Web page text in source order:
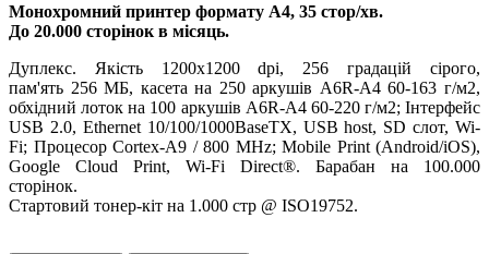
Монохромний принтер формату A4, 35 стор/хв.
До 20.000 сторінок в місяць.
Дуплекс. Якість 1200х1200 dpi, 256 градацій сірого,
пам'ять 256 МБ, касета на 250 аркушів A6R-A4 60-163 г/м2,
обхідний лоток на 100 аркушів A6R-A4 60-220 г/м2; Інтерфейс
USB 2.0, Ethernet 10/100/1000BaseTX, USB host, SD слот, Wi-
Fi; Процесор Cortex-A9 / 800 MHz; Mobile Print (Android/iOS),
Google Cloud Print, Wi-Fi Direct®. Барабан на 100.000
сторінок.
Стартовий тонер-кіт на 1.000 стр @ ISO19752.